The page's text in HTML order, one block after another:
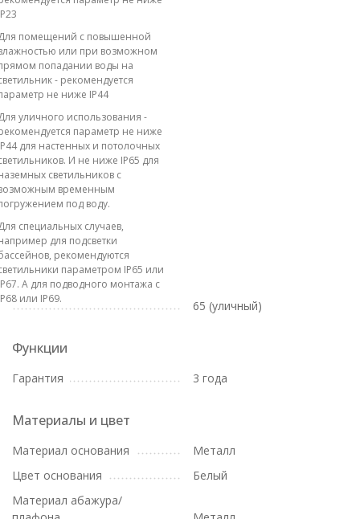
помещений с повышенной
или при возможном
попадании воды на
- рекомендуется
не ниже IP44
уличного использования -
параметр не ниже
для настенных и потолочных
И не ниже IP65 для
светильников с
временным
под воду.
специальных случаев,
для подсветки
рекомендуются
параметром IP65 или
А для подводного монтажа с
или IP69.
65 (уличный)
Функции
Гарантия 3 года
Материалы и цвет
Материал основания
Металл
Цвет основания
Белый
Материал абажура/